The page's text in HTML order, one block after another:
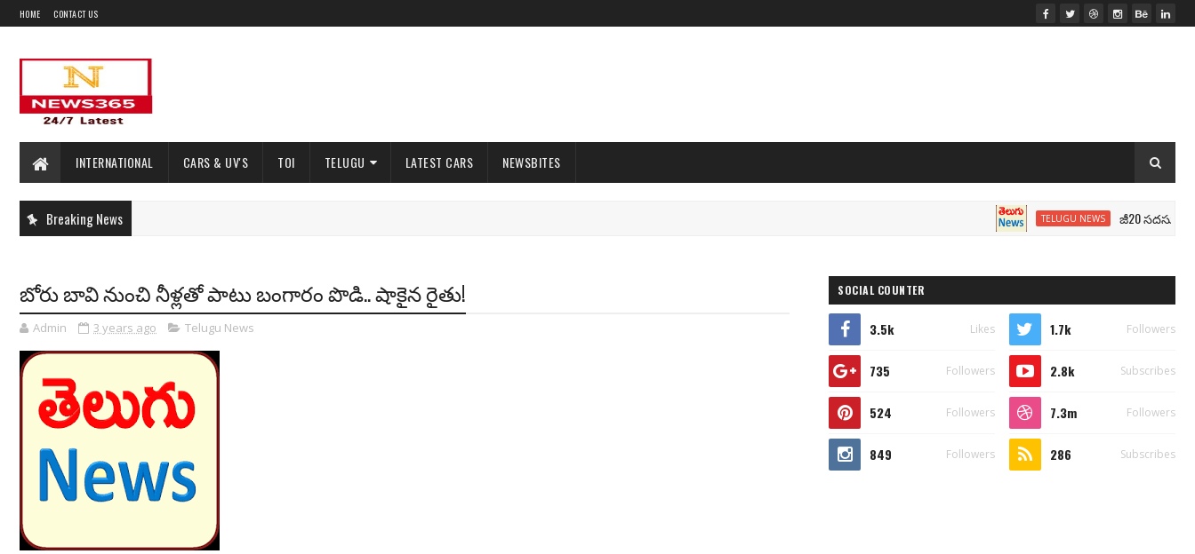
HOME CONTACT US
INTERNATIONAL CARS & UV'S TOI TELUGU LATEST CARS NEWSBITES
Breaking News TELUGU NEWS జీ20 సదస్సు.. మోదీ
బోరు బావి నుంచి నీళ్లతో పాటు బంగారం పొడి.. షాకైన రైతు!
Admin 3 years ago Telugu News
SOCIAL COUNTER
3.5k Likes 1.7k Followers
735 Followers 2.8k Subscribes
524 Followers 7.3m Followers
849 Followers 286 Subscribes